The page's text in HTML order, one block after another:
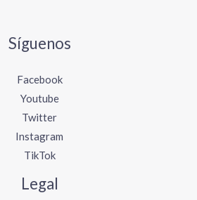
Síguenos
Facebook
Youtube
Twitter
Instagram
TikTok
Legal